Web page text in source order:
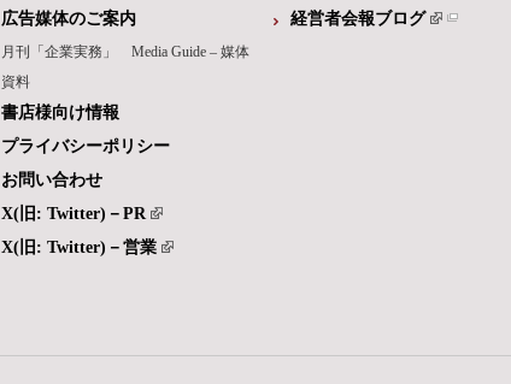
広告媒体のご案内
月刊「企業実務」 Media Guide – 媒体
資料
書店様向け情報
プライバシーポリシー
お問い合わせ
X(旧: Twitter)－PR
X(旧: Twitter)－営業
経営者会報ブログ